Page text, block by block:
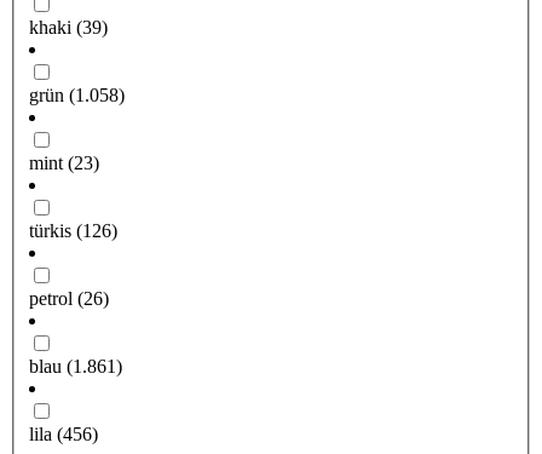
khaki (39)
grün (1.058)
mint (23)
türkis (126)
petrol (26)
blau (1.861)
lila (456)